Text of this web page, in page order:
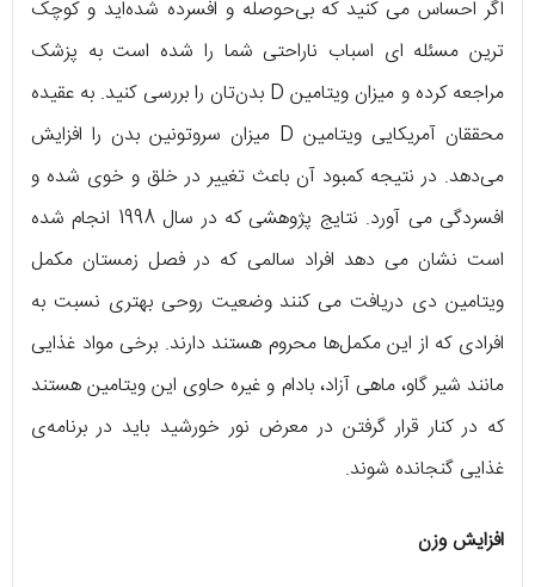
اگر احساس می ‌کنید که بی‌حوصله و افسرده شده‌اید و کوچک‌
ترین مسئله‌ ای اسباب ناراحتی شما را شده است به پزشک
مراجعه کرده و میزان ویتامین D بدن‌تان را بررسی کنید. به عقیده‌
محققان آمریکایی ویتامین D میزان سروتونین بدن را افزایش
می‌دهد. در نتیجه کمبود آن باعث تغییر در خلق و خوی شده و
افسردگی می‌ آورد. نتایج پژوهشی که در سال 1998 انجام شده
است نشان می‌ دهد افراد سالمی که در فصل زمستان مکمل
ویتامین دی دریافت می‌ کنند وضعیت روحی بهتری نسبت به
افرادی که از این مکمل‌ها محروم هستند دارند. برخی مواد غذایی
مانند شیر گاو، ماهی آزاد، بادام و غیره حاوی این ویتامین هستند
که در کنار قرار گرفتن در معرض نور خورشید باید در برنامه‌ی
غذایی گنجانده شوند.
افزایش وزن